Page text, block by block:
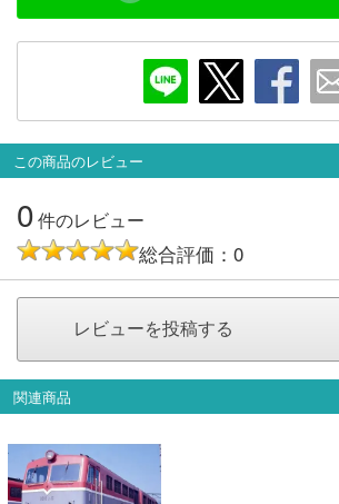
会社概要
レビューについて
© 2026 Mid Japan, Inc.
この商品のレビュー
0件のレビュー
総合評価：0
関連商品